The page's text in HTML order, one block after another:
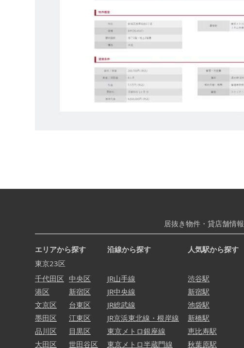
居抜き物件・貸店舗情報
エリアから探す
東京23区
千代田区
港区
文京区
墨田区
品川区
大田区
中央区
新宿区
台東区
江東区
目黒区
世田谷区
沿線から探す
JR山手線
JR中央線
JR総武線
JR京浜東北線・根岸線
東京メトロ銀座線
東京メトロ半蔵門線
人気駅から探す
渋谷駅
新宿駅
池袋駅
新橋駅
恵比寿駅
秋葉原駅